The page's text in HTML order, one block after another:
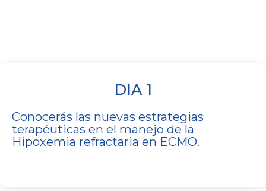
DIA 1
Conocerás las nuevas estrategias
terapéuticas en el manejo de la
Hipoxemia refractaria en ECMO.